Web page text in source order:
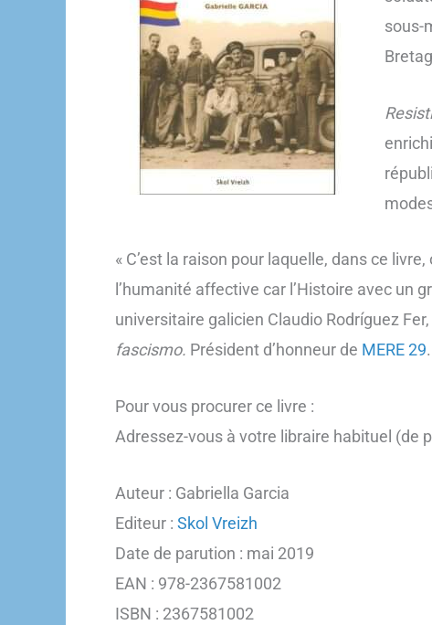
sous-
« C’est la raison pour laquelle, dans ce
l’humanité affective car l’Histoire avec un
universitaire galicien Claudio Rodríguez
fascismo. Président d’honneur de MERE 29.
Pour vous procurer ce livre :
Adressez-vous à votre libraire habituel (de
Auteur : Gabriella Garcia
Editeur : Skol Vreizh
Date de parution : mai 2019
EAN : 978-2367581002
ISBN : 2367581002